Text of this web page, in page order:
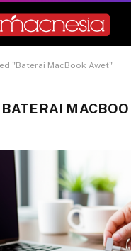
"Baterai MacBook Awet"
BATERAI